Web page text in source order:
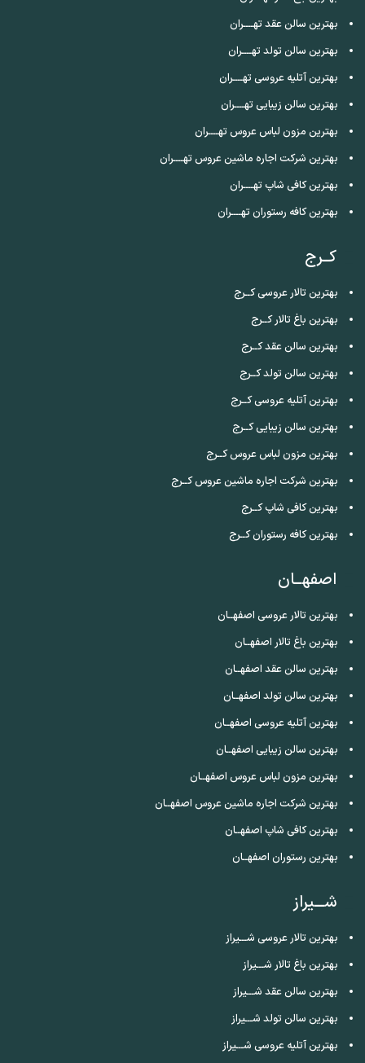
بهترین سالن عقد تهــــران
بهترین سالن تولد تهــــران
بهترین آتلیه عروسی تهــــران
بهترین سالن زیبایی تهــــران
بهترین مزون لباس عروس تهــــران
بهترین شرکت اجاره ماشین عروس تهــــران
بهترین کافی شاپ تهــــران
بهترین کافه رستوران تهــــران
کــرج
بهترین تالار عروسی کــرج
بهترین باغ تالار کــرج
بهترین سالن عقد کــرج
بهترین سالن تولد کــرج
بهترین آتلیه عروسی کــرج
بهترین سالن زیبایی کــرج
بهترین مزون لباس عروس کــرج
بهترین شرکت اجاره ماشین عروس کــرج
بهترین کافی شاپ کــرج
بهترین کافه رستوران کــرج
اصفهــان
بهترین تالار عروسی اصفهــان
بهترین باغ تالار اصفهــان
بهترین سالن عقد اصفهــان
بهترین سالن تولد اصفهــان
بهترین آتلیه عروسی اصفهــان
بهترین سالن زیبایی اصفهــان
بهترین مزون لباس عروس اصفهــان
بهترین شرکت اجاره ماشین عروس اصفهــان
بهترین کافی شاپ اصفهــان
بهترین رستوران اصفهــان
شـــیراز
بهترین تالار عروسی شـــیراز
بهترین باغ تالار شـــیراز
بهترین سالن عقد شـــیراز
بهترین سالن تولد شـــیراز
بهترین آتلیه عروسی شـــیراز